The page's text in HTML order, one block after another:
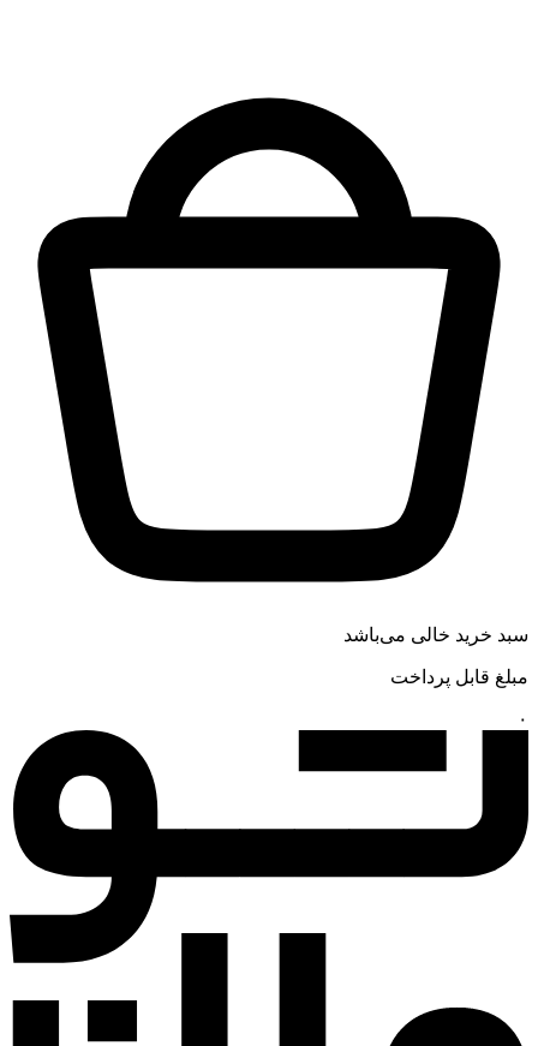
سبد خرید خالی می‌باشد
مبلغ قابل پرداخت
۰